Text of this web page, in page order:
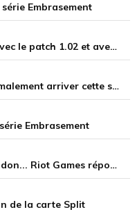
Embrasement
Les parties classées arriveront avec le patch 1.02 et avec quelques nouveautés
Les parties classées doivent normalement arriver cette semaine
Embrasement
RP, matchmaking, armes et abandon... Riot Games répond aux questions sur Valorant
de la carte Split